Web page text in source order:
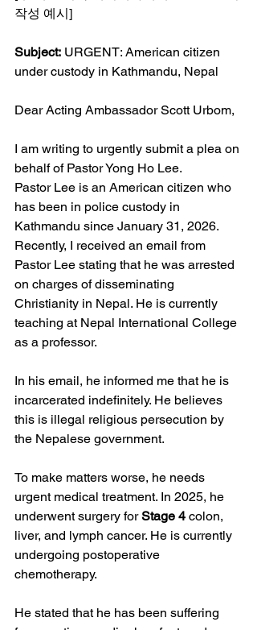
작성 예시]
Subject: URGENT: American citizen
under custody in Kathmandu, Nepal
Dear Acting Ambassador Scott Urbom,
I am writing to urgently submit a plea on
behalf of Pastor Yong Ho Lee.
Pastor Lee is an American citizen who
has been in police custody in
Kathmandu since January 31, 2026.
Recently, I received an email from
Pastor Lee stating that he was arrested
on charges of disseminating
Christianity in Nepal. He is currently
teaching at Nepal International College
as a professor.
In his email, he informed me that he is
incarcerated indefinitely. He believes
this is illegal religious persecution by
the Nepalese government.
To make matters worse, he needs
urgent medical treatment. In 2025, he
underwent surgery for Stage 4 colon,
liver, and lymph cancer. He is currently
undergoing postoperative
chemotherapy.
He stated that he has been suffering